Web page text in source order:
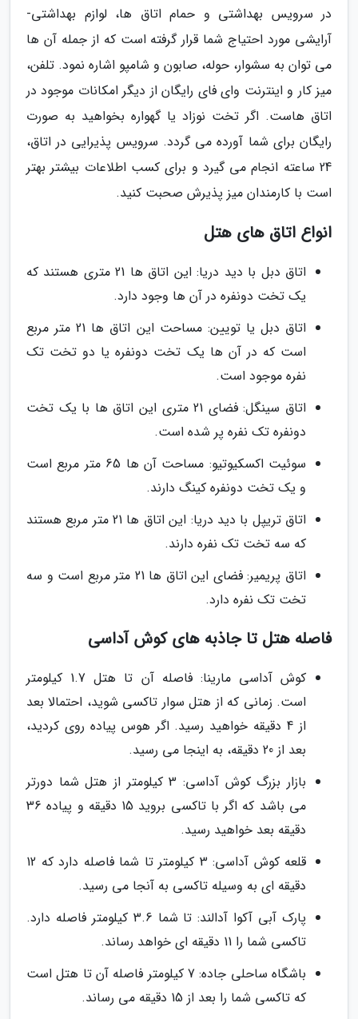
در سرویس بهداشتی و حمام اتاق ها، لوازم بهداشتی-
آرایشی مورد احتیاج شما قرار گرفته است که از جمله آن ها
می توان به سشوار، حوله، صابون و شامپو اشاره نمود. تلفن،
میز کار و اینترنت وای فای رایگان از دیگر امکانات موجود در
اتاق هاست. اگر تخت نوزاد یا گهواره بخواهید به صورت
رایگان برای شما آورده می گردد. سرویس پذیرایی در اتاق،
24 ساعته انجام می گیرد و برای کسب اطلاعات بیشتر بهتر
است با کارمندان میز پذیرش صحبت کنید.
انواع اتاق های هتل
اتاق دبل با دید دریا: این اتاق ها 21 متری هستند که
یک تخت دونفره در آن ها وجود دارد.
اتاق دبل یا تویین: مساحت این اتاق ها 21 متر مربع
است که در آن ها یک تخت دونفره یا دو تخت تک
نفره موجود است.
اتاق سینگل: فضای 21 متری این اتاق ها با یک تخت
دونفره تک نفره پر شده است.
سوئیت اکسکیوتیو: مساحت آن ها 65 متر مربع است
و یک تخت دونفره کینگ دارند.
اتاق تریپل با دید دریا: این اتاق ها 21 متر مربع هستند
که سه تخت تک نفره دارند.
اتاق پریمیر: فضای این اتاق ها 21 متر مربع است و سه
تخت تک نفره دارد.
فاصله هتل تا جاذبه های کوش آداسی
کوش آداسی مارینا: فاصله آن تا هتل 1.7 کیلومتر
است. زمانی که از هتل سوار تاکسی شوید، احتمالا بعد
از 4 دقیقه خواهید رسید. اگر هوس پیاده روی کردید،
بعد از 20 دقیقه، به اینجا می رسید.
بازار بزرگ کوش آداسی: 3 کیلومتر از هتل شما دورتر
می باشد که اگر با تاکسی بروید 15 دقیقه و پیاده 36
دقیقه بعد خواهید رسید.
قلعه کوش آداسی: 3 کیلومتر تا شما فاصله دارد که 12
دقیقه ای به وسیله تاکسی به آنجا می رسید.
پارک آبی آکوا آدالند: تا شما 3.6 کیلومتر فاصله دارد.
تاکسی شما را 11 دقیقه ای خواهد رساند.
باشگاه ساحلی جاده: 7 کیلومتر فاصله آن تا هتل است
که تاکسی شما را بعد از 15 دقیقه می رساند.